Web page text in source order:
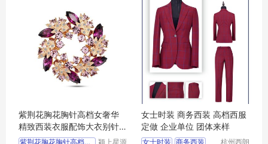
紫荆花胸花胸针高档女奢华
精致西装衣服配饰大衣别针2
021年新款潮
紫荆花胸花胸针高档女奢华 颍上星源
女士时装 商务西装 高档西服
定做 企业单位 团体来样
女士时装 商务西装 杭州西朗